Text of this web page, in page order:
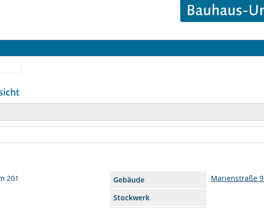
201 Gebäude
Marienstraße 9
Stockwerk